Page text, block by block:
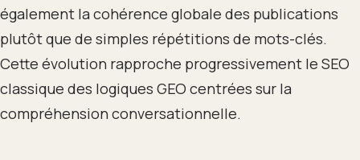
également la cohérence globale des publications
plutôt que de simples répétitions de mots-clés.
Cette évolution rapproche progressivement le SEO
classique des logiques GEO centrées sur la
compréhension conversationnelle.